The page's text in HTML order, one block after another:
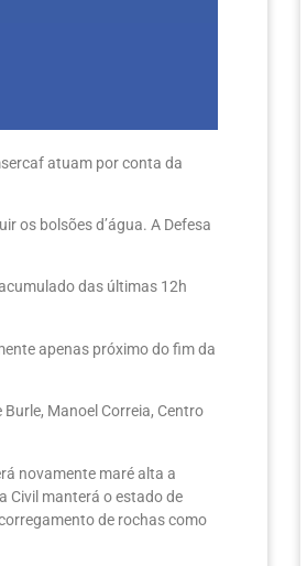
atuam por conta da
os bolsões d’água. A Defesa
das últimas 12h
apenas próximo do fim da
Manoel Correia, Centro
novamente maré alta a
Civil manterá o estado de
de rochas como